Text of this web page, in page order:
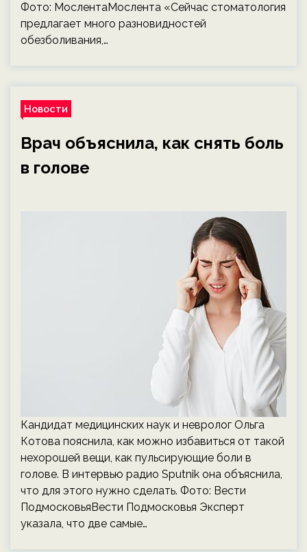
Фото: МослентаМослента «Сейчас стоматология
предлагает много разновидностей
обезболивания,…
Новости
Врач объяснила, как снять боль
в голове
Кандидат медицинских наук и невролог Ольга
Котова пояснила, как можно избавиться от такой
нехорошей вещи, как пульсирующие боли в
голове. В интервью радио Sputnik она объяснила,
что для этого нужно сделать. Фото: Вести
ПодмосковьяВести Подмосковья Эксперт
указала, что две самые…